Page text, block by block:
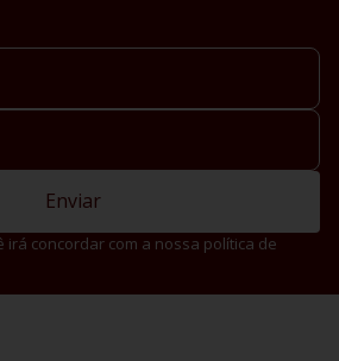
Enviar
irá concordar com a nossa política de